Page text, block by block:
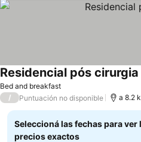
Bed and breakfast
Residencial pós cirurgia
/ Puntuación no disponible a 8.2
Seleccioná las fechas para ver
precios exactos